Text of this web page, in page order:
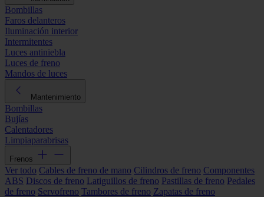
Bombillas
Faros delanteros
Iluminación interior
Intermitentes
Luces antiniebla
Luces de freno
Mandos de luces
Mantenimiento
Bombillas
Bujías
Calentadores
Limpiaparabrisas
Frenos
Ver todo Cables de freno de mano Cilindros de freno Componentes
ABS Discos de freno Latiguillos de freno Pastillas de freno Pedales
de freno Servofreno Tambores de freno Zapatas de freno